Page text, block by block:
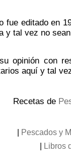
fue editado en
y tal vez no
opinión con
aquí y tal
Recetas de
Pescados y
Libros